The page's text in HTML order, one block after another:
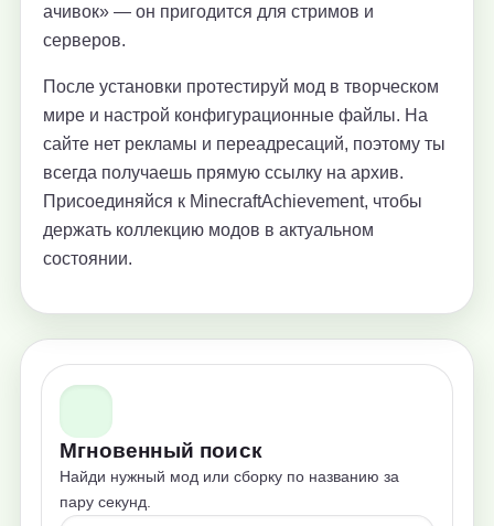
ачивок» — он пригодится для стримов и
серверов.
После установки протестируй мод в творческом
мире и настрой конфигурационные файлы. На
сайте нет рекламы и переадресаций, поэтому ты
всегда получаешь прямую ссылку на архив.
Присоединяйся к MinecraftAchievement, чтобы
держать коллекцию модов в актуальном
состоянии.
Мгновенный поиск
Найди нужный мод или сборку по названию за
пару секунд.